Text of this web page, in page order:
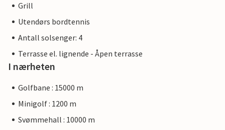
Grill
Utendørs bordtennis
Antall solsenger: 4
Terrasse el. lignende - Åpen terrasse
I nærheten
Golfbane : 15000 m
Minigolf : 1200 m
Svømmehall : 10000 m